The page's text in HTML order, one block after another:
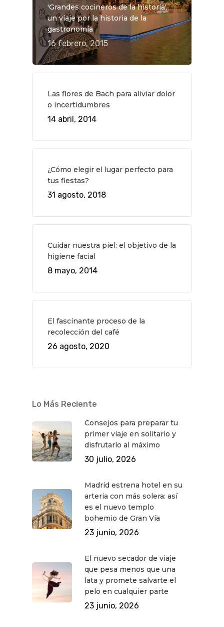
'Grandes cocineros de la historia',
un viaje por la historia de la
gastronomía
16 febrero, 2015
Las flores de Bach para aliviar dolor
o incertidumbres
14 abril, 2014
¿Cómo elegir el lugar perfecto para
tus fiestas?
31 agosto, 2018
Cuidar nuestra piel: el objetivo de la
higiene facial
8 mayo, 2014
El fascinante proceso de la
recolección del café
26 agosto, 2020
Lo Más Reciente
Consejos para preparar tu
primer viaje en solitario y
disfrutarlo al máximo
30 julio, 2026
Madrid estrena hotel en su
arteria con más solera: así
es el nuevo templo
bohemio de Gran Vía
23 junio, 2026
El nuevo secador de viaje
que pesa menos que una
lata y promete salvarte el
pelo en cualquier parte
23 junio, 2026
QUÉ HACER
Planes
Museos Y
Teatro
Novedades
Cine
GASTRO
Restaurantes
Rutas Por Madrid
Bares Y Cafés
Gourmet
VIAJES
BEAUTY